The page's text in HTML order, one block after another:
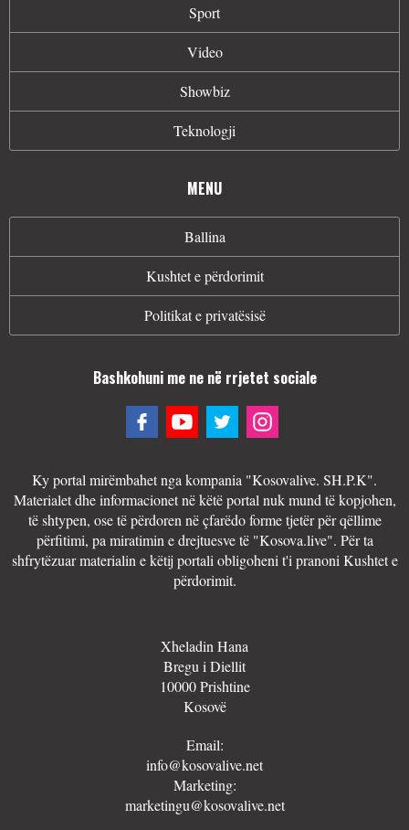
Sport
Video
Showbiz
Teknologji
MENU
Ballina
Kushtet e përdorimit
Politikat e privatësisë
Bashkohuni me ne në rrjetet sociale
Ky portal mirëmbahet nga kompania "Kosovalive. SH.P.K".
Materialet dhe informacionet në këtë portal nuk mund të kopjohen,
të shtypen, ose të përdoren në çfarëdo forme tjetër për qëllime
përfitimi, pa miratimin e drejtuesve të "Kosova.live". Për ta
shfrytëzuar materialin e këtij portali obligoheni t'i pranoni Kushtet e
përdorimit.
Xheladin Hana
Bregu i Diellit
10000 Prishtine
Kosovë
Email:
info@kosovalive.net
Marketing:
marketingu@kosovalive.net